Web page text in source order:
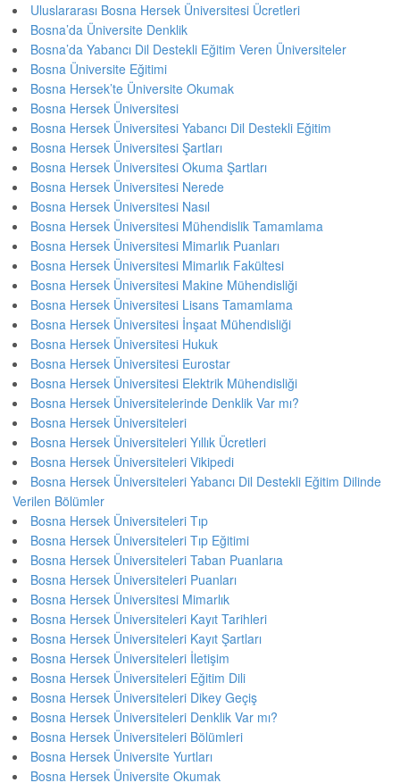
Uluslararası Bosna Hersek Üniversitesi Ücretleri
Bosna’da Üniversite Denklik
Bosna’da Yabancı Dil Destekli Eğitim Veren Üniversiteler
Bosna Üniversite Eğitimi
Bosna Hersek’te Üniversite Okumak
Bosna Hersek Üniversitesi
Bosna Hersek Üniversitesi Yabancı Dil Destekli Eğitim
Bosna Hersek Üniversitesi Şartları
Bosna Hersek Üniversitesi Okuma Şartları
Bosna Hersek Üniversitesi Nerede
Bosna Hersek Üniversitesi Nasıl
Bosna Hersek Üniversitesi Mühendislik Tamamlama
Bosna Hersek Üniversitesi Mimarlık Puanları
Bosna Hersek Üniversitesi Mimarlık Fakültesi
Bosna Hersek Üniversitesi Makine Mühendisliği
Bosna Hersek Üniversitesi Lisans Tamamlama
Bosna Hersek Üniversitesi İnşaat Mühendisliği
Bosna Hersek Üniversitesi Hukuk
Bosna Hersek Üniversitesi Eurostar
Bosna Hersek Üniversitesi Elektrik Mühendisliği
Bosna Hersek Üniversitelerinde Denklik Var mı?
Bosna Hersek Üniversiteleri
Bosna Hersek Üniversiteleri Yıllık Ücretleri
Bosna Hersek Üniversiteleri Vikipedi
Bosna Hersek Üniversiteleri Yabancı Dil Destekli Eğitim Dilinde
Verilen Bölümler
Bosna Hersek Üniversiteleri Tıp
Bosna Hersek Üniversiteleri Tıp Eğitimi
Bosna Hersek Üniversiteleri Taban Puanlarıa
Bosna Hersek Üniversiteleri Puanları
Bosna Hersek Üniversitesi Mimarlık
Bosna Hersek Üniversiteleri Kayıt Tarihleri
Bosna Hersek Üniversiteleri Kayıt Şartları
Bosna Hersek Üniversiteleri İletişim
Bosna Hersek Üniversiteleri Eğitim Dili
Bosna Hersek Üniversiteleri Dikey Geçiş
Bosna Hersek Üniversiteleri Denklik Var mı?
Bosna Hersek Üniversiteleri Bölümleri
Bosna Hersek Üniversite Yurtları
Bosna Hersek Üniversite Okumak